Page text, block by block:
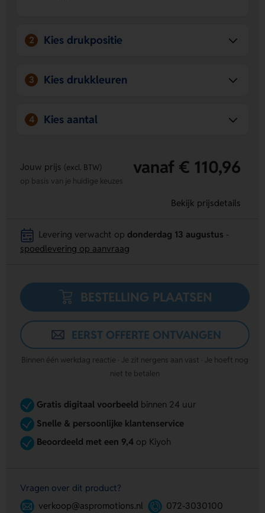
2 Kies drukpositie
3 Kies drukkleuren
4 Kies aantal
Jouw prijs (excl. BTW) vanaf € 110,96
op basis van je huidige keuzes
Bekijk prijsdetails
Levering verwacht op donderdag 13 augustus
spoedlevering op aanvraag
BESTELLING PLAATSEN
EERST OFFERTE ONTVANGEN
Binnen één werkdag reactie · Je zit nergens aan vast · Je hoeft nog
niet te betalen
Gratis digitaal voorbeeld binnen 24 uur
Snelle & persoonlijke klantenservice
Beoordeeld met een 9,4op Kiyoh
Vragen over dit product?
verkoop@aspromotions.nl
072-3030100